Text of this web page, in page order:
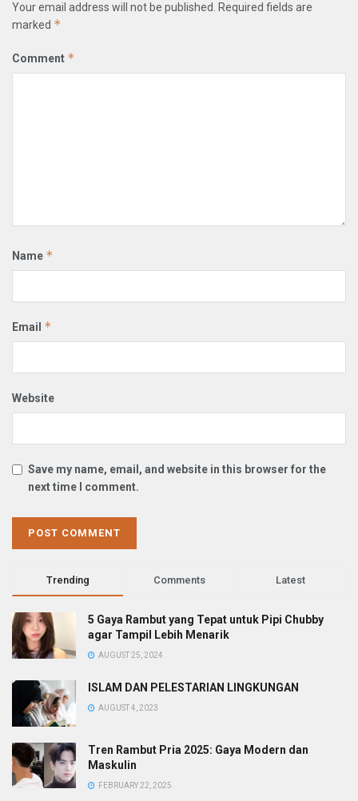
Your email address will not be published. Required fields are
marked *
Comment *
Name *
Email *
Website
Save my name, email, and website in this browser for the
next time I comment.
Trending Comments Latest
5 Gaya Rambut yang Tepat untuk Pipi Chubby
agar Tampil Lebih Menarik
AUGUST 25, 2024
ISLAM DAN PELESTARIAN LINGKUNGAN
AUGUST 4, 2023
Tren Rambut Pria 2025: Gaya Modern dan
Maskulin
FEBRUARY 22, 2025